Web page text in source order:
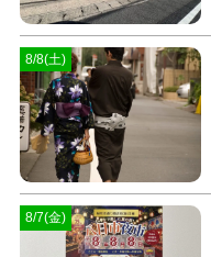
8/8(土)
8/7(金)